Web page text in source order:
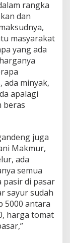
rangka
dan
masyarakat
yang ada
ada minyak,
apalagi
beras
juga
Makmur,
ada
semua
pasir di pasar
sayur sudah
5000 antara
harga tomat